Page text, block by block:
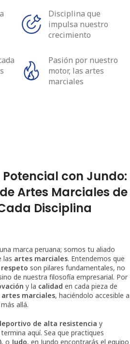
Disciplina que
impulsa nuestro
crecimiento
Pasión por nuestro
motor, las artes
marciales
con Jundo:
Artes Marciales de
Disciplina
marca peruana; somos tu aliado
las artes marciales. Entendemos que
respeto son pilares fundamentales, no
de nuestra filosofía empresarial. Por
y la calidad en cada pieza de
marciales, haciéndolo accesible a
allá.
de alta resistencia y
termina aquí. Sea que practiques
, o Judo, en Jundo encontrarás el equipo